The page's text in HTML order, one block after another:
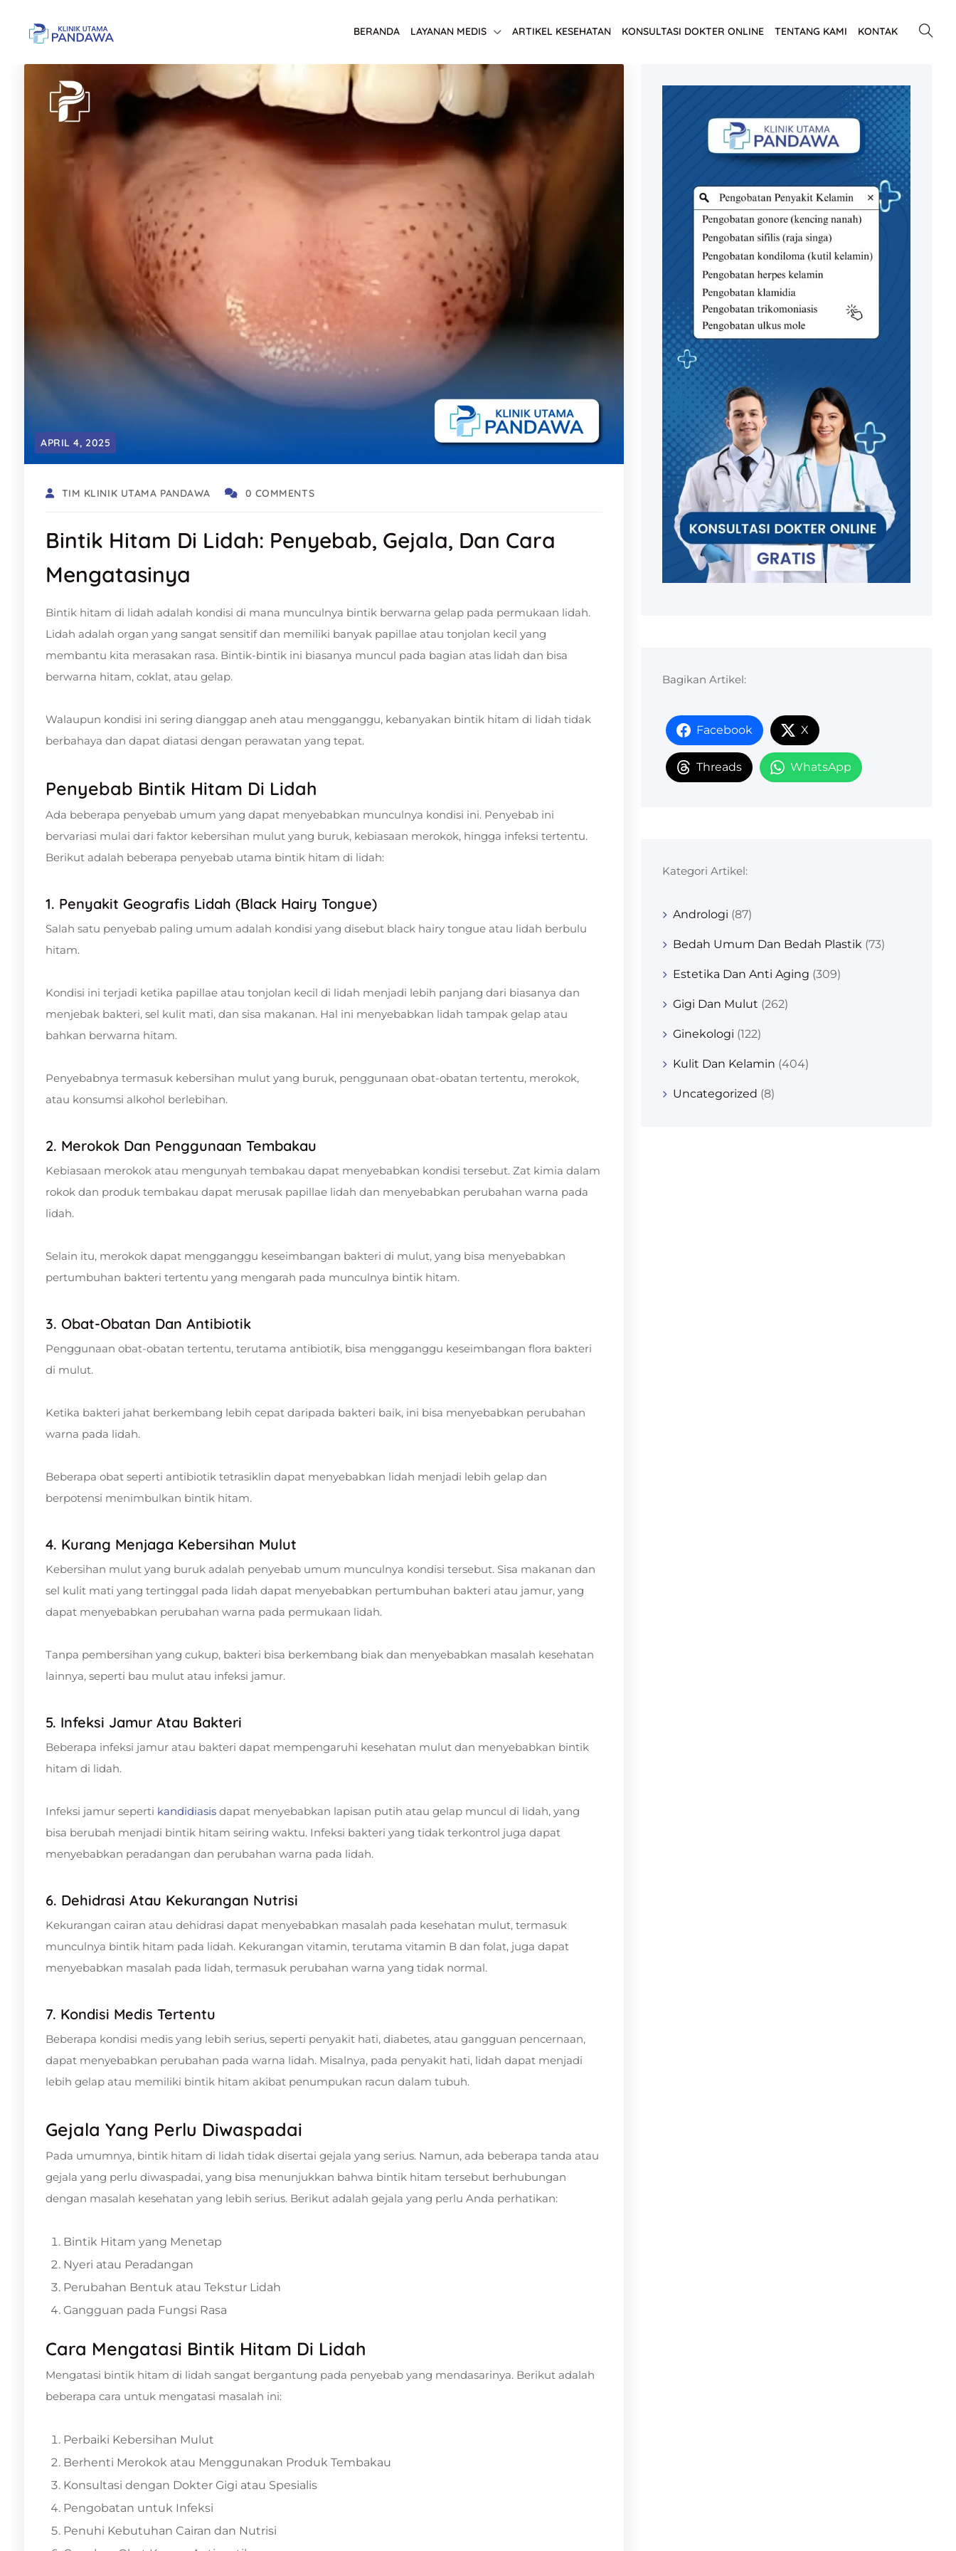
BERANDA LAYANAN MEDIS ARTIKEL KESEHATAN KONSULTASI DOKTER ONLINE TENTANG KAMI KONTAK
APRIL 4, 2025
TIM KLINIK UTAMA PANDAWA 0 COMMENTS
Bintik Hitam Di Lidah: Penyebab, Gejala, Dan Cara
Mengatasinya
Bintik hitam di lidah adalah kondisi di mana munculnya bintik berwarna gelap pada permukaan lidah.
Lidah adalah organ yang sangat sensitif dan memiliki banyak papillae atau tonjolan kecil yang
membantu kita merasakan rasa. Bintik-bintik ini biasanya muncul pada bagian atas lidah dan bisa
berwarna hitam, coklat, atau gelap.
Walaupun kondisi ini sering dianggap aneh atau mengganggu, kebanyakan bintik hitam di lidah tidak
berbahaya dan dapat diatasi dengan perawatan yang tepat.
Penyebab Bintik Hitam Di Lidah
Ada beberapa penyebab umum yang dapat menyebabkan munculnya kondisi ini. Penyebab ini
bervariasi mulai dari faktor kebersihan mulut yang buruk, kebiasaan merokok, hingga infeksi tertentu.
Berikut adalah beberapa penyebab utama bintik hitam di lidah:
1. Penyakit Geografis Lidah (Black Hairy Tongue)
Salah satu penyebab paling umum adalah kondisi yang disebut black hairy tongue atau lidah berbulu
hitam.
Kondisi ini terjadi ketika papillae atau tonjolan kecil di lidah menjadi lebih panjang dari biasanya dan
menjebak bakteri, sel kulit mati, dan sisa makanan. Hal ini menyebabkan lidah tampak gelap atau
bahkan berwarna hitam.
Penyebabnya termasuk kebersihan mulut yang buruk, penggunaan obat-obatan tertentu, merokok,
atau konsumsi alkohol berlebihan.
2. Merokok Dan Penggunaan Tembakau
Kebiasaan merokok atau mengunyah tembakau dapat menyebabkan kondisi tersebut. Zat kimia dalam
rokok dan produk tembakau dapat merusak papillae lidah dan menyebabkan perubahan warna pada
lidah.
Selain itu, merokok dapat mengganggu keseimbangan bakteri di mulut, yang bisa menyebabkan
pertumbuhan bakteri tertentu yang mengarah pada munculnya bintik hitam.
3. Obat-Obatan Dan Antibiotik
Penggunaan obat-obatan tertentu, terutama antibiotik, bisa mengganggu keseimbangan flora bakteri
di mulut.
Ketika bakteri jahat berkembang lebih cepat daripada bakteri baik, ini bisa menyebabkan perubahan
warna pada lidah.
Beberapa obat seperti antibiotik tetrasiklin dapat menyebabkan lidah menjadi lebih gelap dan
berpotensi menimbulkan bintik hitam.
4. Kurang Menjaga Kebersihan Mulut
Kebersihan mulut yang buruk adalah penyebab umum munculnya kondisi tersebut. Sisa makanan dan
sel kulit mati yang tertinggal pada lidah dapat menyebabkan pertumbuhan bakteri atau jamur, yang
dapat menyebabkan perubahan warna pada permukaan lidah.
Tanpa pembersihan yang cukup, bakteri bisa berkembang biak dan menyebabkan masalah kesehatan
lainnya, seperti bau mulut atau infeksi jamur.
5. Infeksi Jamur Atau Bakteri
Beberapa infeksi jamur atau bakteri dapat mempengaruhi kesehatan mulut dan menyebabkan bintik
hitam di lidah.
Infeksi jamur seperti kandidiasis dapat menyebabkan lapisan putih atau gelap muncul di lidah, yang
bisa berubah menjadi bintik hitam seiring waktu. Infeksi bakteri yang tidak terkontrol juga dapat
menyebabkan peradangan dan perubahan warna pada lidah.
6. Dehidrasi Atau Kekurangan Nutrisi
Kekurangan cairan atau dehidrasi dapat menyebabkan masalah pada kesehatan mulut, termasuk
munculnya bintik hitam pada lidah. Kekurangan vitamin, terutama vitamin B dan folat, juga dapat
menyebabkan masalah pada lidah, termasuk perubahan warna yang tidak normal.
7. Kondisi Medis Tertentu
Beberapa kondisi medis yang lebih serius, seperti penyakit hati, diabetes, atau gangguan pencernaan,
dapat menyebabkan perubahan pada warna lidah. Misalnya, pada penyakit hati, lidah dapat menjadi
lebih gelap atau memiliki bintik hitam akibat penumpukan racun dalam tubuh.
Gejala Yang Perlu Diwaspadai
Pada umumnya, bintik hitam di lidah tidak disertai gejala yang serius. Namun, ada beberapa tanda atau
gejala yang perlu diwaspadai, yang bisa menunjukkan bahwa bintik hitam tersebut berhubungan
dengan masalah kesehatan yang lebih serius. Berikut adalah gejala yang perlu Anda perhatikan:
Bintik Hitam yang Menetap
Nyeri atau Peradangan
Perubahan Bentuk atau Tekstur Lidah
Gangguan pada Fungsi Rasa
Cara Mengatasi Bintik Hitam Di Lidah
Mengatasi bintik hitam di lidah sangat bergantung pada penyebab yang mendasarinya. Berikut adalah
beberapa cara untuk mengatasi masalah ini:
Perbaiki Kebersihan Mulut
Berhenti Merokok atau Menggunakan Produk Tembakau
Konsultasi dengan Dokter Gigi atau Spesialis
Pengobatan untuk Infeksi
Penuhi Kebutuhan Cairan dan Nutrisi
Bagikan Artikel:
Facebook X
Threads WhatsApp
Kategori Artikel:
Andrologi (87)
Bedah Umum Dan Bedah Plastik (73)
Estetika Dan Anti Aging (309)
Gigi Dan Mulut (262)
Ginekologi (122)
Kulit Dan Kelamin (404)
Uncategorized (8)